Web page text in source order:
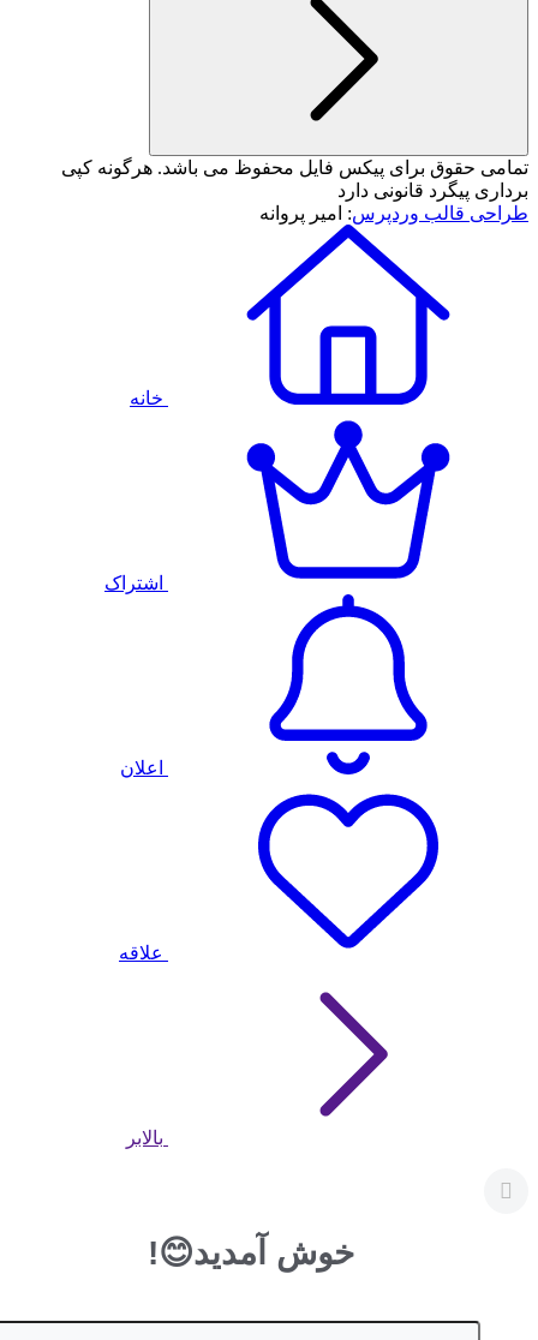
تمامی حقوق برای پیکس فایل محفوظ می باشد. هرگونه کپی
برداری پیگرد قانونی دارد
طراحی قالب وردپرس: امیر پروانه
خانه
اشتراک
اعلان
علاقه
بالابر
خوش آمدید😊!